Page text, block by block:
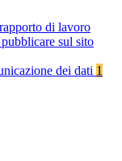
di lavoro
sul sito
dei dati 1